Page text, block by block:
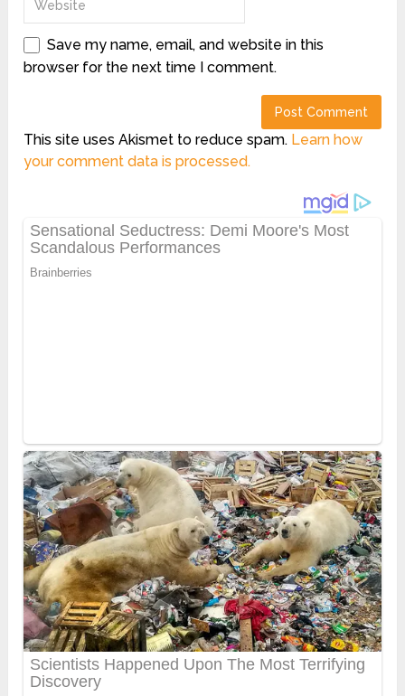
Save my name, email, and website in this
browser for the next time I comment.
This site uses Akismet to reduce spam. Learn how
your comment data is processed.